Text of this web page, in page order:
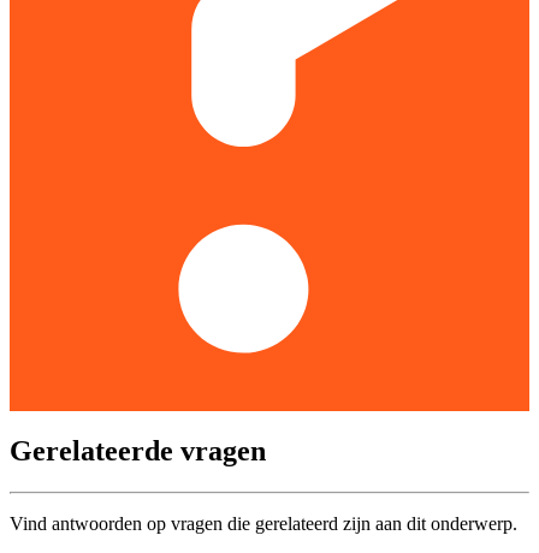
Gerelateerde vragen
Vind antwoorden op vragen die gerelateerd zijn aan dit onderwerp.